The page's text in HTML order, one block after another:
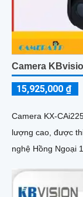
Camera
15,925,000 ₫
Camera KX-
lượng cao, được